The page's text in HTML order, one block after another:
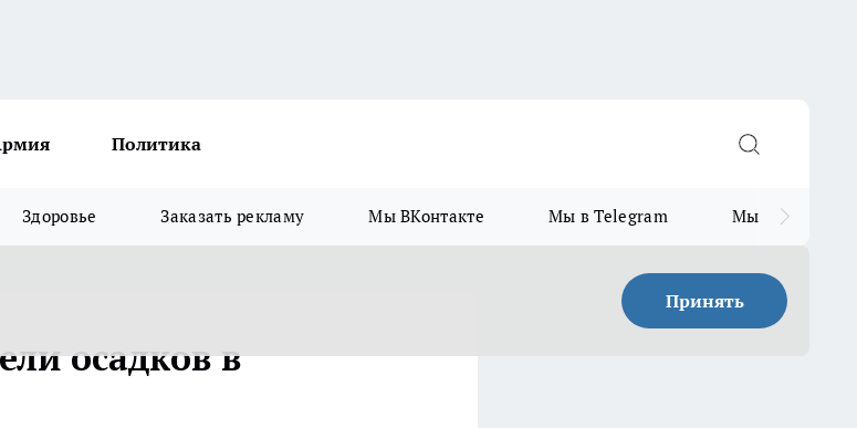
Политика
Здоровье Заказать рекламу Мы ВКонтакте Мы в Telegram Мы в MAX
Принять
осадков в